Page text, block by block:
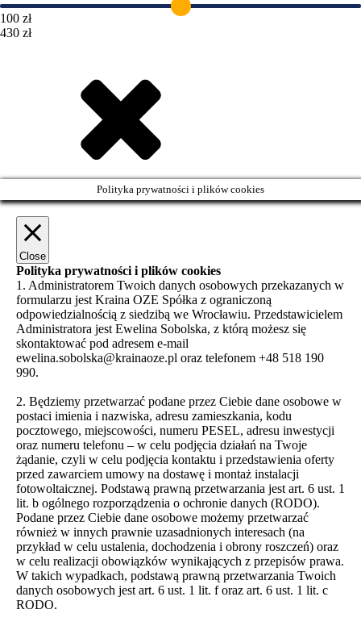
100 zł
430 zł
Polityka prywatności i plików cookies
Close
Polityka prywatności i plików cookies
1. Administratorem Twoich danych osobowych przekazanych w
formularzu jest Kraina OZE Spółka z ograniczoną
odpowiedzialnością z siedzibą we Wrocławiu. Przedstawicielem
Administratora jest Ewelina Sobolska, z którą możesz się
skontaktować pod adresem e-mail
ewelina.sobolska@krainaoze.pl oraz telefonem +48 518 190
990.
2. Będziemy przetwarzać podane przez Ciebie dane osobowe w
postaci imienia i nazwiska, adresu zamieszkania, kodu
pocztowego, miejscowości, numeru PESEL, adresu inwestycji
oraz numeru telefonu – w celu podjęcia działań na Twoje
żądanie, czyli w celu podjęcia kontaktu i przedstawienia oferty
przed zawarciem umowy na dostawę i montaż instalacji
fotowoltaicznej. Podstawą prawną przetwarzania jest art. 6 ust. 1
lit. b ogólnego rozporządzenia o ochronie danych (RODO).
Podane przez Ciebie dane osobowe możemy przetwarzać
również w innych prawnie uzasadnionych interesach (na
przykład w celu ustalenia, dochodzenia i obrony roszczeń) oraz
w celu realizacji obowiązków wynikających z przepisów prawa.
W takich wypadkach, podstawą prawną przetwarzania Twoich
danych osobowych jest art. 6 ust. 1 lit. f oraz art. 6 ust. 1 lit. c
RODO.